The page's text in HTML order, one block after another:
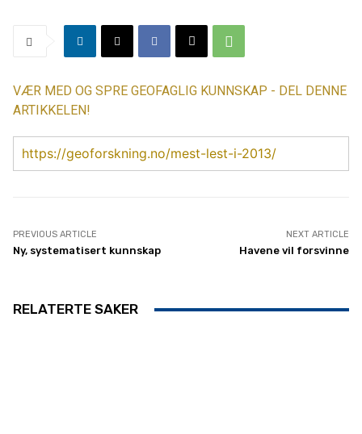
VÆR MED OG SPRE GEOFAGLIG KUNNSKAP - DEL DENNE
ARTIKKELEN!
https://geoforskning.no/mest-lest-i-2013/
PREVIOUS ARTICLE
Ny, systematisert kunnskap
NEXT ARTICLE
Havene vil forsvinne
RELATERTE SAKER